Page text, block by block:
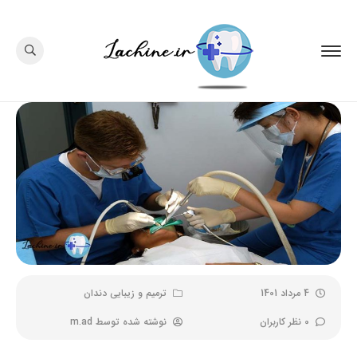
4 مرداد 1401
ترمیم و زیبایی دندان
0 نظر کاربران
نوشته شده توسط m.ad